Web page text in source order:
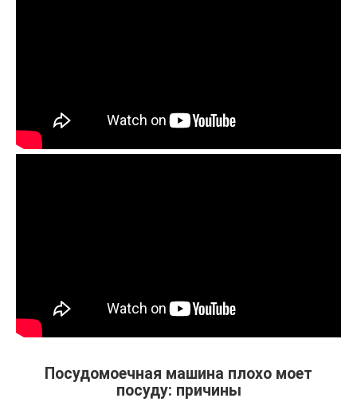
Посудомоечная машина плохо моет
посуду: причины